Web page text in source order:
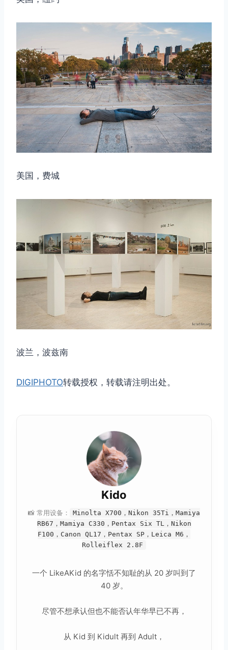
美国，费城
波兰，波兹南
DIGIPHOTO转载授权，转载请注明出处。
Kido
📸 常用设备：
Minolta X700，Nikon 35Ti，Mamiya
RB67，Mamiya C330，Pentax Six TL，Nikon
F100，Canon QL17，Pentax SP，Leica M6，
Rolleiflex 2.8F
一个 LikeAKid 的名字恬不知耻的从 20 岁叫到了
40 岁。
尽管不想承认但也不能否认年华早已不再，
从 Kid 到 Kidult 再到 Adult，
取消 搜索